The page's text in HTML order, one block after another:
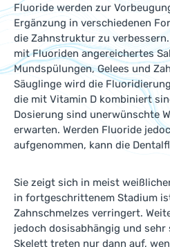
Fluoride werden zur
Ergänzung in verschiedenen
die Zahnstruktur zu
mit Fluoriden angereichertes
Mundspülungen, Gelees und
Säuglinge wird die
die mit Vitamin D kombiniert
Dosierung sind unerwünschte
erwarten. Werden Fluoride
aufgenommen, kann die
Sie zeigt sich in meist
in fortgeschrittenem Stadium
Zahnschmelzes verringert.
jedoch dosisabhängig und sehr
Skelett treten nur dann auf,